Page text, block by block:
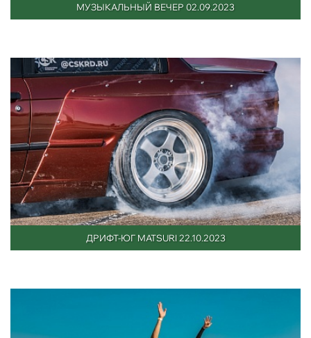
МУЗЫКАЛЬНЫЙ ВЕЧЕР 02.09.2023
ДРИФТ-ЮГ MATSURI 22.10.2023